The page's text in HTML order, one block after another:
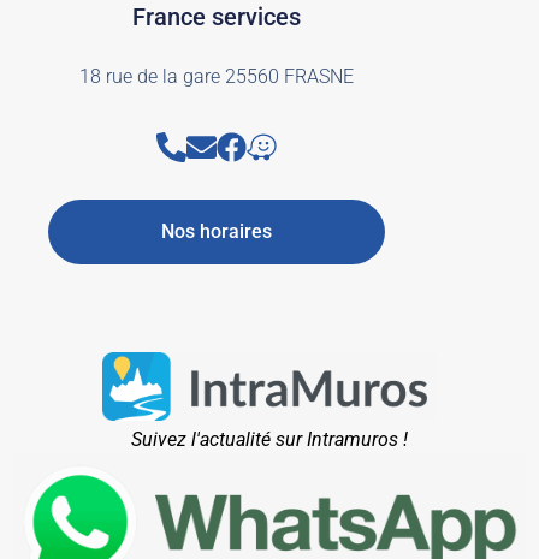
France services
18 rue de la gare 25560 FRASNE
Nos horaires
Suivez l'actualité sur Intramuros !